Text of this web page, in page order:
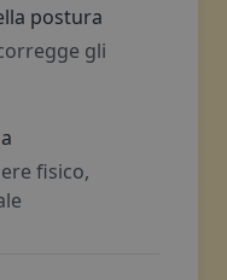
postura
gli
fisico,